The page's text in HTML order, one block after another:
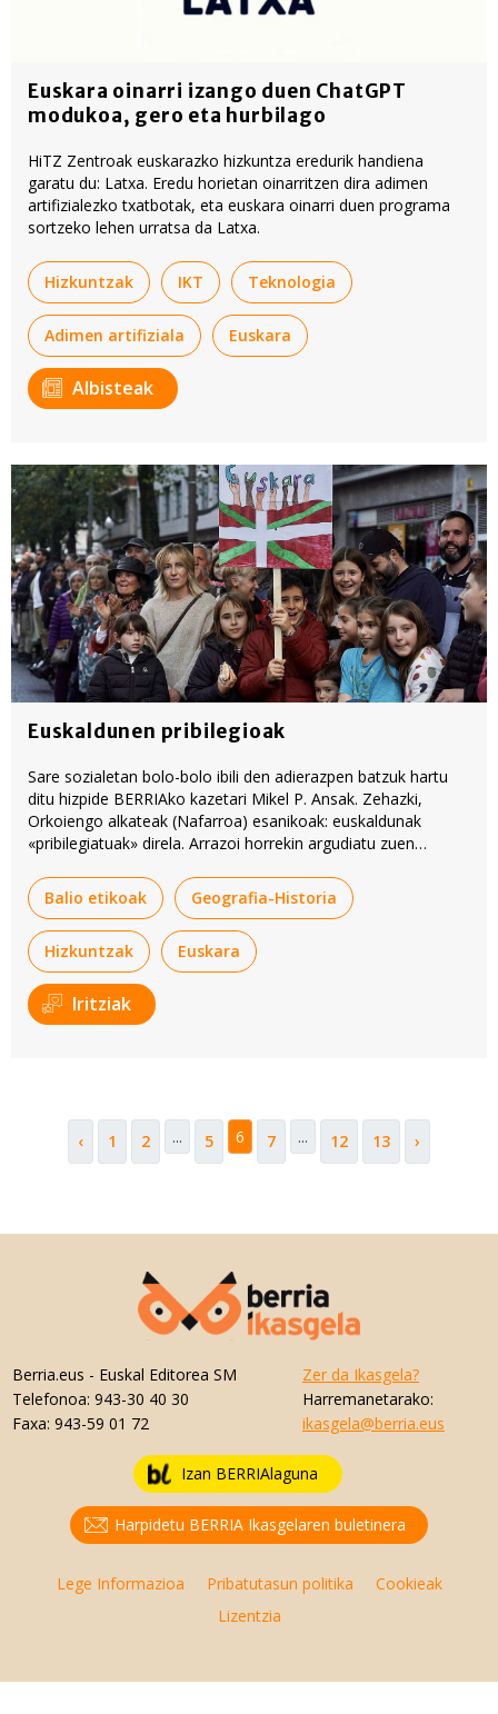
Euskara oinarri izango duen ChatGPT
modukoa, gero eta hurbilago
HiTZ Zentroak euskarazko hizkuntza eredurik handiena
garatu du: Latxa. Eredu horietan oinarritzen dira adimen
artifizialezko txatbotak, eta euskara oinarri duen programa
sortzeko lehen urratsa da Latxa.
Hizkuntzak IKT Teknologia
Adimen artifiziala Euskara
Albisteak
Euskaldunen pribilegioak
Sare sozialetan bolo-bolo ibili den adierazpen batzuk hartu
ditu hizpide BERRIAko kazetari Mikel P. Ansak. Zehazki,
Orkoiengo alkateak (Nafarroa) esanikoak: euskaldunak
«pribilegiatuak» direla. Arrazoi horrekin argudiatu zuen
Balio etikoak
Geografia-Historia
Hizkuntzak Euskara
Iritziak
‹ 1 2 ... 5 6 7 ... 12 13 ›
Berria.eus - Euskal Editorea SM
Telefonoa: 943-30 40 30
Faxa: 943-59 01 72
Zer da Ikasgela?
Harremanetarako:
ikasgela@berria.eus
Izan BERRIAlaguna
Harpidetu BERRIA Ikasgelaren buletinera
Lege Informazioa Pribatutasun politika
Cookieak
Lizentzia